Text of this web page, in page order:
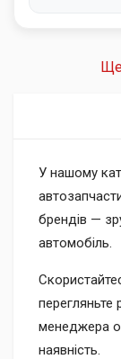
У нашому
брендів —
автомобіль.
перегляньте
менеджера
наявність.